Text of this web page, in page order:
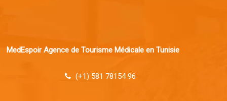
MedEspoir Agence de Tourisme Médicale en Tunisie
(+1) 581 78154 96